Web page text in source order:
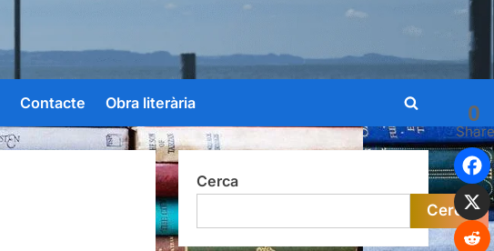
Contacte Obra literària
Toggle
search
form
0
Cerca
Cerca